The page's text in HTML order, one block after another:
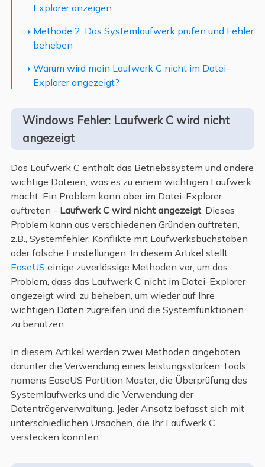
Explorer anzeigen
Methode 2. Das Systemlaufwerk prüfen und Fehler
beheben
Warum wird mein Laufwerk C nicht im Datei-
Explorer angezeigt?
Windows Fehler: Laufwerk C wird nicht
angezeigt
Das Laufwerk C enthält das Betriebssystem und andere
wichtige Dateien, was es zu einem wichtigen Laufwerk
macht. Ein Problem kann aber im Datei-Explorer
auftreten - Laufwerk C wird nicht angezeigt. Dieses
Problem kann aus verschiedenen Gründen auftreten,
z.B., Systemfehler, Konflikte mit Laufwerksbuchstaben
oder falsche Einstellungen. In diesem Artikel stellt
EaseUS einige zuverlässige Methoden vor, um das
Problem, dass das Laufwerk C nicht im Datei-Explorer
angezeigt wird, zu beheben, um wieder auf Ihre
wichtigen Daten zugreifen und die Systemfunktionen
zu benutzen.
In diesem Artikel werden zwei Methoden angeboten,
darunter die Verwendung eines leistungsstarken Tools
namens EaseUS Partition Master, die Überprüfung des
Systemlaufwerks und die Verwendung der
Datenträgerverwaltung. Jeder Ansatz befasst sich mit
unterschiedlichen Ursachen, die Ihr Laufwerk C
verstecken könnten.